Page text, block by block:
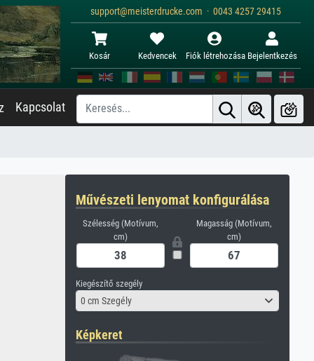
support@meisterdrucke.com · 0043 4257 29415
Kosár Kedvencek Fiók létrehozása Bejelentkezés
Kapcsolat
Művészeti lenyomat konfigurálása
Szélesség (Motívum,
cm)
Magasság (Motívum,
cm)
Kiegészítő szegély
0 cm Szegély
Képkeret